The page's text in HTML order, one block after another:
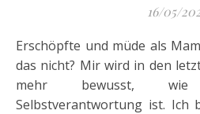
16/05/
Erschöpfte und müde als Mama – wer von uns kennt
das nicht? Mir wird in den
mehr bewusst,
Selbstverantwortung ist. Ich